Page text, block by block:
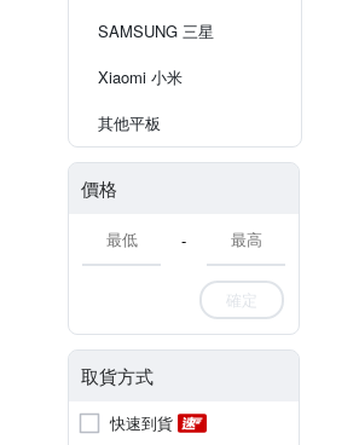
SAMSUNG 三星
Xiaomi 小米
其他平板
價格
-
確定
取貨方式
快速到貨